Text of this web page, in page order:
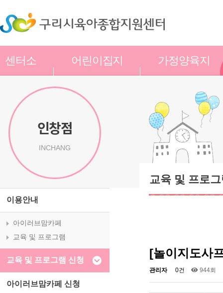
센터소
어린이집지
가정양육지
인창점
INCHANG
이용안내
아이러브맘카페
교육 및 프로그램
교육 및 프로그램 신청
아이러브맘카페 신청
교육 및 프로
[놀이지도사
관리자 0건 944회